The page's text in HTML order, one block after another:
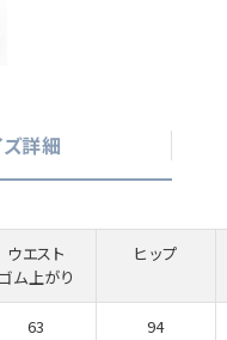
詳細
ウエスト
ゴム上がり
ヒップ
63 94